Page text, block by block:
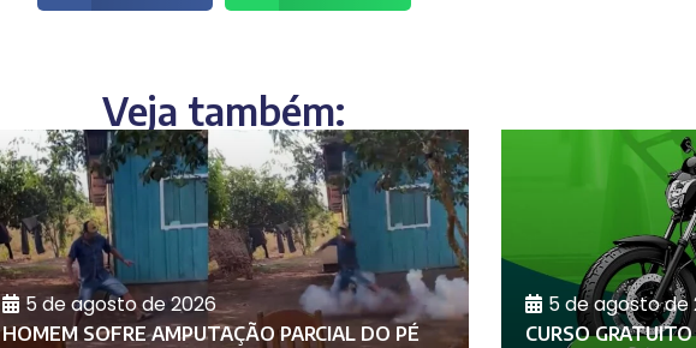
Veja também:
5 de agosto de 2026
HOMEM SOFRE AMPUTAÇÃO PARCIAL DO PÉ
5 de agosto de
CURSO